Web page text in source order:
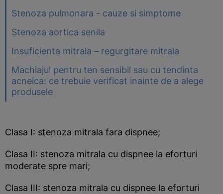
Stenoza pulmonara - cauze si simptome
Stenoza aortica senila
Insuficienta mitrala – regurgitare mitrala
Machiajul pentru ten sensibil sau cu tendinta
acneica: ce trebuie verificat inainte de a alege
produsele
Clasa I: stenoza mitrala fara dispnee;
Clasa II: stenoza mitrala cu dispnee la eforturi
moderate spre mari;
Clasa III: stenoza mitrala cu dispnee la eforturi